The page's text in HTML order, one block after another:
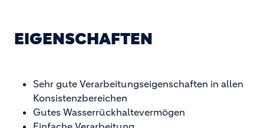
EIGENSCHAFTEN
Sehr gute Verarbeitungseigenschaften in allen
Konsistenzbereichen
Gutes Wasserrückhaltevermögen